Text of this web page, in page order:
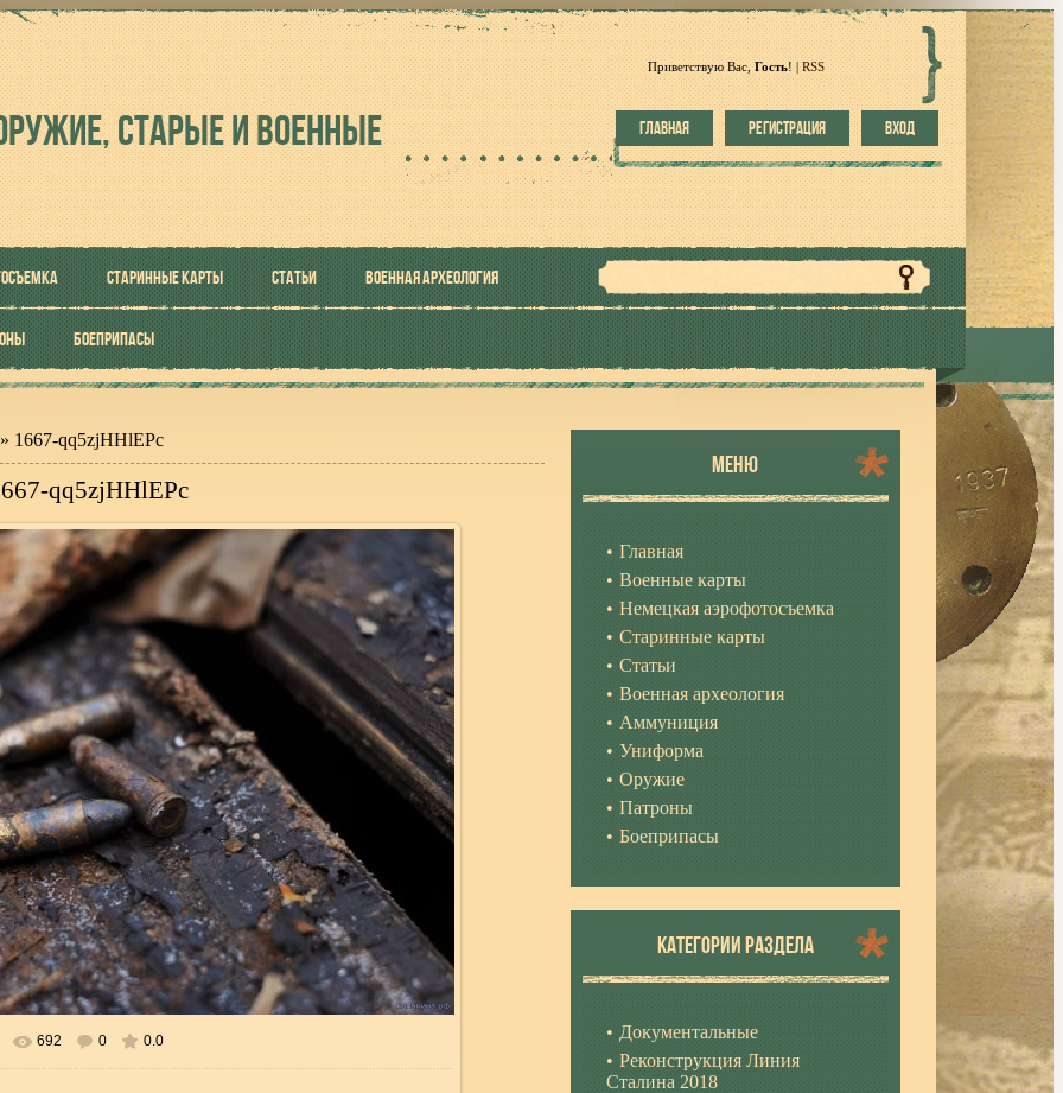
СТАРЫЕ И ВОЕННЫЕ
Приветствую Вас, Гость! RSS
ГЛАВНАЯ РЕГИСТРАЦИЯ ВХОД
СТАРИННЫЕ КАРТЫ СТАТЬИ ВОЕННАЯ АРХЕОЛОГИЯ
БОЕПРИПАСЫ
1667-qq5zjHHlEPc
qq5zjHHlEPc
размере 1739x1152
692 0 0.0
МЕНЮ
Главная
Военные карты
Немецкая аэрофотосъемка
Старинные карты
Статьи
Военная археология
Аммуниция
Униформа
Оружие
Патроны
Боеприпасы
КАТЕГОРИИ РАЗДЕЛА
Документальные
Реконструкция Линия
Сталина 2018